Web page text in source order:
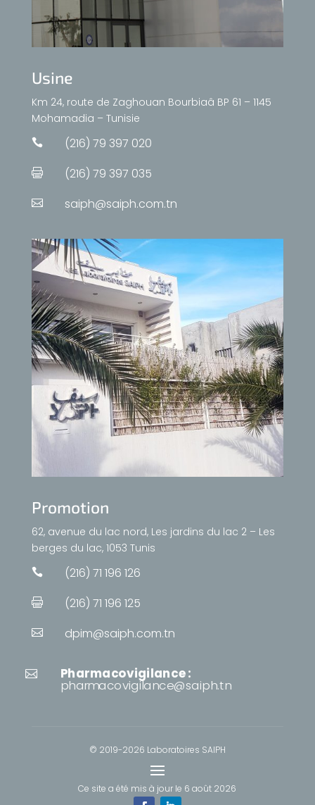
Usine
Km 24, route de Zaghouan Bourbiaâ BP 61 – 1145
Mohamadia – Tunisie
 (216) 79 397 020
 (216) 79 397 035
 saiph@saiph.com.tn
Promotion
62, avenue du lac nord, Les jardins du lac 2 – Les
berges du lac, 1053 Tunis
 (216) 71 196 126
 (216) 71 196 125
 dpim@saiph.com.tn
 Pharmacovigilance :
pharmacovigilance@saiph.tn
© 2019-2026 Laboratoires SAIPH
Ce site a été mis à jour le 6 août 2026